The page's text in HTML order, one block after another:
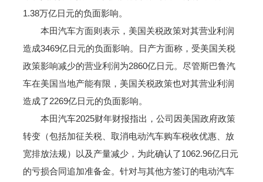
1.38万亿日元的负面影响。
本田汽车方面则表示，美国关税政策对其营业利润
造成3469亿日元的负面影响。日产方面称，受美国关税
政策影响减少的营业利润为2860亿日元。尽管斯巴鲁汽
车在美国当地产能有限，美国关税政策也对其营业利润
造成了2269亿日元的负面影响。
本田汽车2025财年财报指出，公司因美国政府政策
转变（包括加征关税、取消电动汽车购车税收优惠、放
宽排放法规）以及产量减少，为此确认了1062.96亿日元
的亏损合同追加准备金。针对与其他方签订的电动汽车